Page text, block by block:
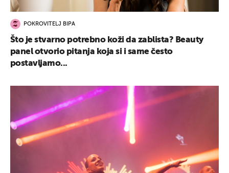
POKROVITELJ BIPA
Što je stvarno potrebno koži da zablista? Beauty
panel otvorio pitanja koja si i same često
postavljamo...